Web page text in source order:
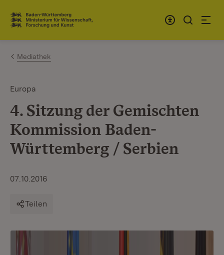
Zum Inhalt springen
Link zur Startseite
Mediathek
Europa
4. Sitzung der Gemischten
Kommission Baden-
Württemberg / Serbien
07.10.2016
Teilen